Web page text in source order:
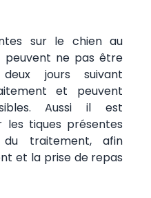
sur le chien au
ne pas être
jours suivant
et peuvent
Aussi il est
les tiques présentes
traitement, afin
et la prise de repas